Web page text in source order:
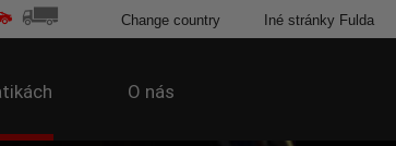
O nás
Change country Iné stránky Fulda